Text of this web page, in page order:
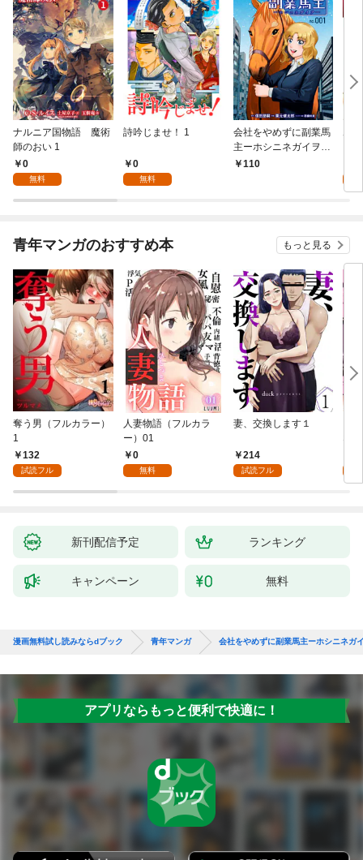
ナルニア国物語 魔術
師のおい 1
0
無料
詩吟じませ！ 1
0
無料
会社をやめずに副業馬
主ーホシニネガイヲ
ー 1
110
青年マンガのおすすめ本 もっと見る
奪う男（フルカラー）
1
132
試読フル
人妻物語（フルカラ
ー）01
0
無料
妻、交換します１
214
試読フル
な
新刊配信予定 ランキング
キャンペーン 無料
漫画無料試し読みならdブック 青年マンガ 会社をやめずに副業馬主ーホシニネガ
アプリならもっと便利で快適に！